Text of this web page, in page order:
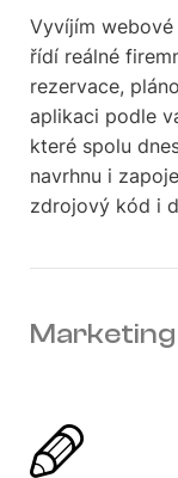
Vyvíjím
řídí reálné
rezervace,
aplikaci podle
které spolu
navrhnu i
zdrojový kód i
Marketing